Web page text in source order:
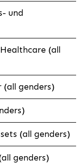
und
(all
(all genders)
(all genders)
genders)